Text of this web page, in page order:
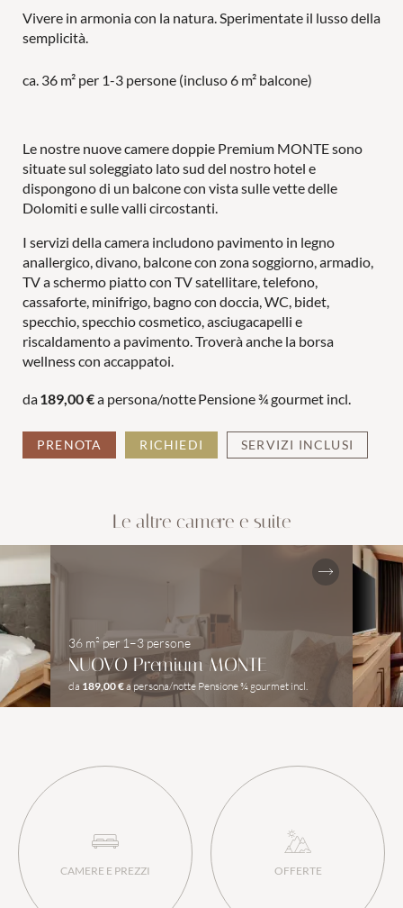
In famiglia
MONDO DI GIOCHI PER LE COPPIE
PISCINE LAST MINUTE
Vivere in armonia con la natura. Sperimentate il lusso della
semplicità.
ca. 36 m² per 1-3 persone (incluso 6 m² balcone)
Le nostre nuove camere doppie Premium MONTE sono
situate sul soleggiato lato sud del nostro hotel e
dispongono di un balcone con vista sulle vette delle
Dolomiti e sulle valli circostanti.
I servizi della camera includono pavimento in legno
anallergico, divano, balcone con zona soggiorno, armadio,
TV a schermo piatto con TV satellitare, telefono,
cassaforte, minifrigo, bagno con doccia, WC, bidet,
specchio, specchio cosmetico, asciugacapelli e
riscaldamento a pavimento. Troverà anche la borsa
wellness con accappatoi.
da189,00 €a persona/nottePensione ¾ gourmet incl.
PRENOTA RICHIEDI SERVIZI INCLUSI
Le altre camere e suite
36 m² per 1–3 persone
NUOVO Premium MONTE
da 189,00 €a persona/notte Pensione ¾ gourmet incl.
CAMERE E PREZZI OFFERTE